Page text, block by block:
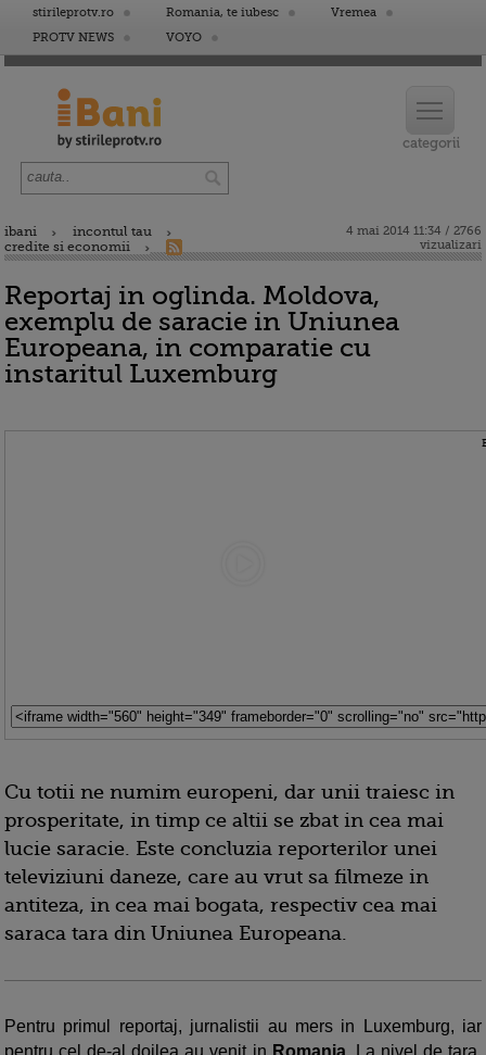
stirileprotv.ro Romania, te iubesc
Vremea
PROTV NEWS
VOYO
ibani
incontul tau
credite si economii
4 mai 2014 11:34 / 2766
vizualizari
Reportaj in oglinda. Moldova,
exemplu de saracie in Uniunea
Europeana, in comparatie cu
instaritul Luxemburg
Cu totii ne numim europeni, dar unii traiesc in
prosperitate, in timp ce altii se zbat in cea mai
lucie saracie. Este concluzia reporterilor unei
televiziuni daneze, care au vrut sa filmeze in
antiteza, in cea mai bogata, respectiv cea mai
saraca tara din Uniunea Europeana.
Pentru primul reportaj, jurnalistii au mers in Luxemburg, iar
pentru cel de-al doilea au venit in Romania. La nivel de tara,